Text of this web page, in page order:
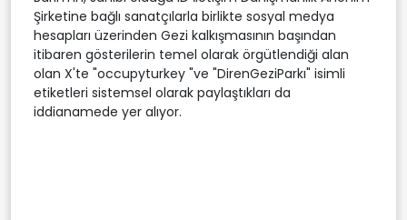
Şirketine bağlı sanatçılarla birlikte sosyal medya
hesapları üzerinden Gezi kalkışmasının başından
itibaren gösterilerin temel olarak örgütlendiği alan
olan X'te "occupyturkey "ve "DirenGeziParkı" isimli
etiketleri sistemsel olarak paylaştıkları da
iddianamede yer alıyor.